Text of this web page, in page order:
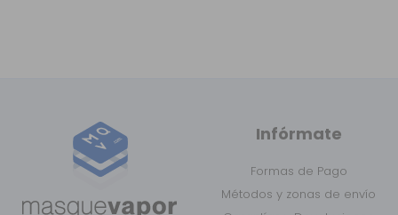
Infórmate
Formas de Pago
Métodos y zonas de envío